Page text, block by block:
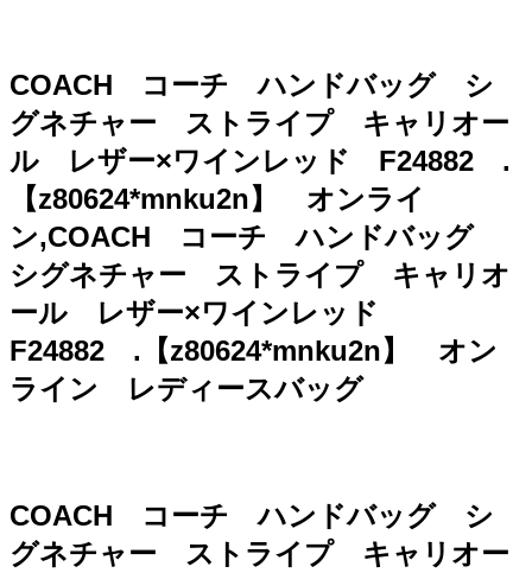
COACH コーチ ハンドバッグ シ
グネチャー ストライプ キャリオー
ル レザー×ワインレッド F24882 .
【z80624*mnku2n】 オンライ
ン,COACH コーチ ハンドバッグ
シグネチャー ストライプ キャリオ
ール レザー×ワインレッド
F24882 .【z80624*mnku2n】 オン
ライン レディースバッグ
COACH コーチ ハンドバッグ シ
グネチャー ストライプ キャリオー